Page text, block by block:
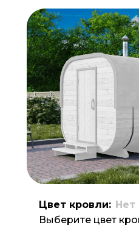
Нет
Выберите цвет
Цвет кровли: